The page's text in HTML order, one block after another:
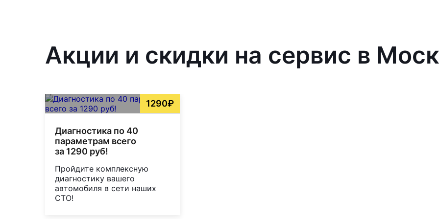
Акции и скидки на сервис в
1290₽
Диагностика по 40
параметрам всего
за 1290 руб!
Пройдите комплексную
диагностику вашего
автомобиля в сети наших
СТО!